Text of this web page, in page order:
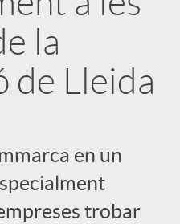
la
de Lleida
en un
trobar